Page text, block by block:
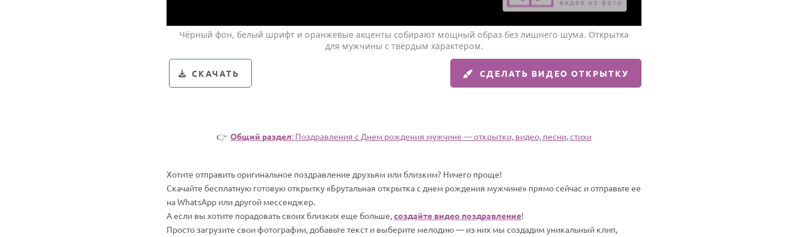
Чёрный фон, белый шрифт и оранжевые акценты собирают мощный образ без лишнего шума. Открытка
для мужчины с твёрдым характером.
СКАЧАТЬ СДЕЛАТЬ ВИДЕО ОТКРЫТКУ
👉 Общий раздел: Поздравления с Днем рождения мужчине — открытки, видео, песни, стихи
Хотите отправить оригинальное поздравление друзьям или близким? Ничего проще!
Скачайте бесплатную готовую открытку «Брутальная открытка с днем рождения мужчине» прямо сейчас и отправьте ее
на WhatsApp или другой мессенджер.
А если вы хотите порадовать своих близких еще больше,создайте видео поздравление!
Просто загрузите свои фотографии, добавьте текст и выберите мелодию — из них мы создадим уникальный клип,